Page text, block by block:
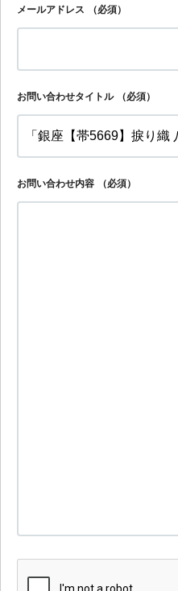
メールアドレス （必須）
お問い合わせタイトル （必須）
お問い合わせ内容 （必須）